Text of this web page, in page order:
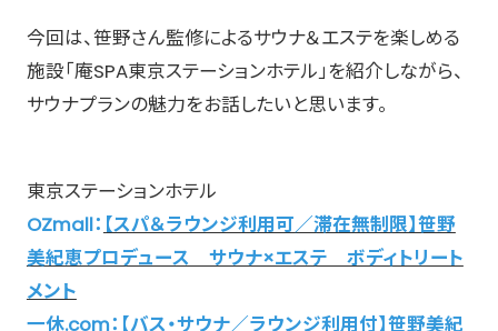
今回は、笹野さん監修によるサウナ＆エステを楽しめる
施設「庵SPA東京ステーションホテル」を紹介しながら、
サウナプランの魅力をお話したいと思います。
東京ステーションホテル
OZmall： 【スパ＆ラウンジ利用可／滞在無制限】笹野
美紀恵プロデュース サウナ×エステ ボディトリート
メント
一休.com： 【バス・サウナ／ラウンジ利用付】笹野美紀